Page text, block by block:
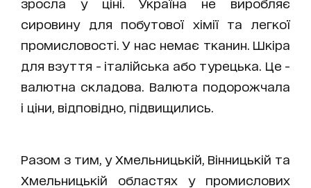
сировину для побутової хімії та легкої
промисловості. У нас немає тканин. Шкіра
для взуття - італійська або турецька. Це -
валютна складова. Валюта подорожчала
і ціни, відповідно, підвищились.
Разом з тим, у Хмельницькій, Вінницькій та
Хмельницькій областях у промислових